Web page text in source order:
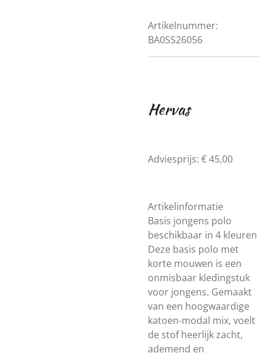
Artikelnummer:
BA0SS26056
Hervas
Adviesprijs: € 45,00
Artikelinformatie
Basis jongens polo
beschikbaar in 4 kleuren
Deze basis polo met
korte mouwen is een
onmisbaar kledingstuk
voor jongens. Gemaakt
van een hoogwaardige
katoen-modal mix, voelt
de stof heerlijk zacht,
ademend en